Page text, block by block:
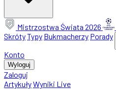
Mistrzostwa Świata 2026
SkrótyTypy Bukmacherzy Porady
Konto
Wyloguj
Zaloguj
ArtykułyWyniki Live